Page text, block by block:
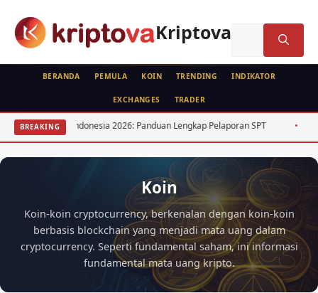
Kriptova
BERANDA PEMULA KOIN TRENDING INDIKATOR
EXCHANGES TRADER
BREAKING
Indonesia 2026: Panduan Lengkap Pelaporan SPT 15 Saham
Koin
Koin-koin cryptocurrency, berkenalan dengan koin-koin
berbasis blockchain yang menjadi mata uang dalam
cryptocurrency. Seperti fundamental saham, ini informasi
fundamental mata uang kripto.